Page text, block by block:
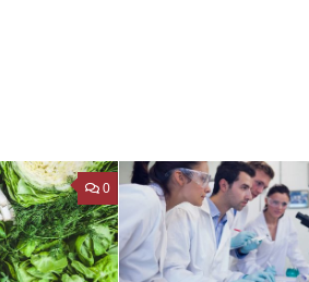
0